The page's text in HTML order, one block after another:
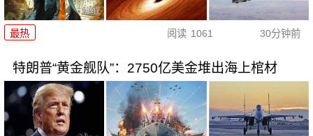
最热 阅读 1061 30分钟前
特朗普“黄金舰队”：2750亿美金堆出海上棺材